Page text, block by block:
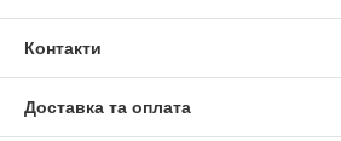
Контакти
Доставка та оплата